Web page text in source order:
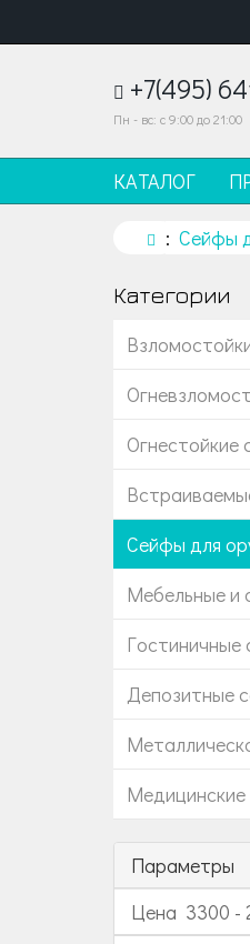
+7(495)
Пн - вс: с 9:00 до 21:00
КАТАЛОГ
Сейфы
Категории
Огнестойкие
Сейфы для
Мебельные и
Гостиничные
Депозитные
Параметры
Цена 3300 -